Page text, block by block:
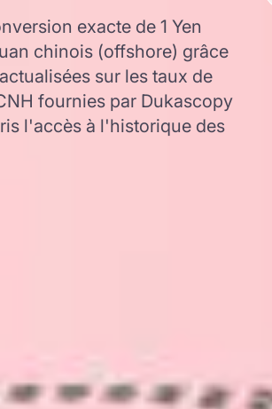
exacte de 1 Yen
chinois (offshore) grâce
sur les taux de
fournies par Dukascopy
l'accès à l'historique des